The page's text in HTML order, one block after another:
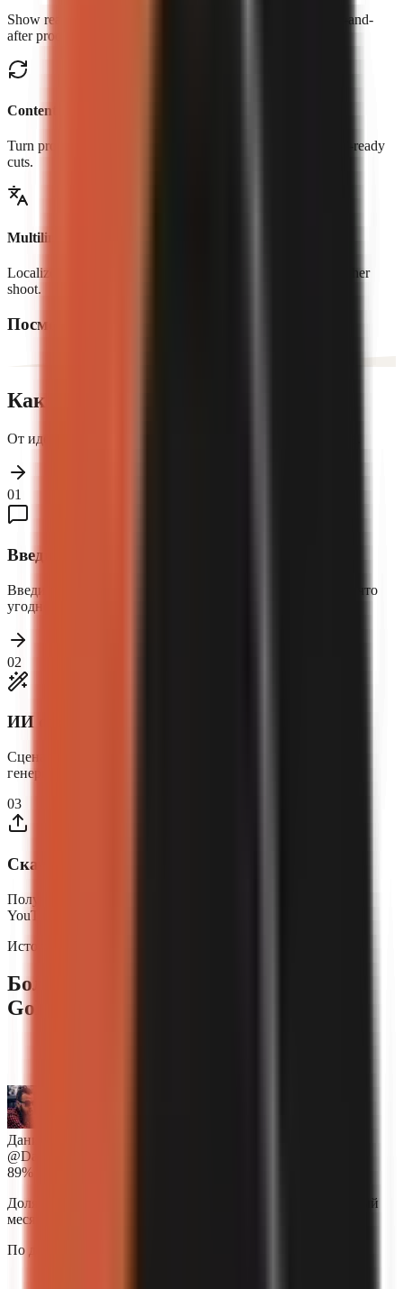
Show real controls, workflows, transformations, and before-and-
after proof.
Content repurposing
Turn product pages, blogs, and long-form content into social-ready
cuts.
Multilingual creatives
Localize narration and creative for new markets without another
shoot.
Посмотрите, что создают авторы
Как это работает
От идеи до опубликованного видео за три простых шага.
01
Введите тему
Введите любую тему — финансы, технологии, история, что
угодно. Выберите формат и голос.
02
ИИ создаёт ваше видео
Сценарий, озвучка, визуал, субтитры и музыка —
генерируется и монтируется автоматически.
03
Скачайте и опубликуйте
Получите видео, готовое к публикации. Делитесь им на
YouTube Shorts, TikTok, Reels — где угодно.
Истории успеха авторов
Более 2,500 авторов доверяют
GoFaceless.
Даниэль Ковальски
@DanKowalski
89%
Доля авторов, сообщивших об увеличении дохода в первый
месяц.
По данным опроса авторов, январь 2025